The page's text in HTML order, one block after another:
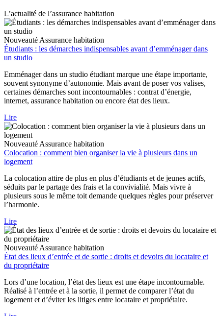
L’actualité de l’assurance habitation
Nouveauté Assurance habitation
Étudiants : les démarches indispensables avant d’emménager dans
un studio
Emménager dans un studio étudiant marque une étape importante,
souvent synonyme d’autonomie. Mais avant de poser vos valises,
certaines démarches sont incontournables : contrat d’énergie,
internet, assurance habitation ou encore état des lieux.
Lire
Nouveauté Assurance habitation
Colocation : comment bien organiser la vie à plusieurs dans un
logement
La colocation attire de plus en plus d’étudiants et de jeunes actifs,
séduits par le partage des frais et la convivialité. Mais vivre à
plusieurs sous le même toit demande quelques règles pour préserver
l’harmonie.
Lire
Nouveauté Assurance habitation
État des lieux d’entrée et de sortie : droits et devoirs du locataire et
du propriétaire
Lors d’une location, l’état des lieux est une étape incontournable.
Réalisé à l’entrée et à la sortie, il permet de comparer l’état du
logement et d’éviter les litiges entre locataire et propriétaire.